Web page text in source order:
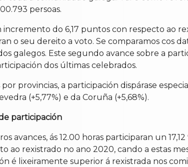
persoas.
do 6,17 puntos con respecto ao
o seu dereito a voto. Se comparamos cos
galegos. Este segundo avance sobre a
dos últimas celebrados.
provincias, a participación dispárase
(+5,77%) e da Coruña (+5,68%).
participación
avances, ás 12.00 horas participaran un 17,12
ao rexistrado no ano 2020, cando a estas
é lixeiramente superior á rexistrada nos